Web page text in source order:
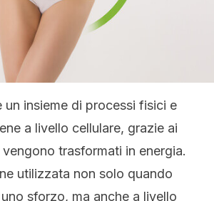
un insieme di processi fisici e
a livello cellulare, grazie ai
trasformati in energia.
utilizzata non solo quando
sforzo, ma anche a livello